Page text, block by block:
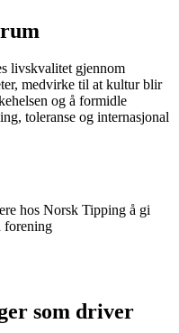
livskvalitet gjennom
medvirke til at kultur blir
og å formidle
toleranse og internasjonal
hos Norsk Tipping å gi
forening
som driver